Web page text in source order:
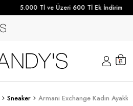
5.000 Tl ve Üzeri 600 Tl Ek İndirim
Sneaker Armani Exchange Kadın